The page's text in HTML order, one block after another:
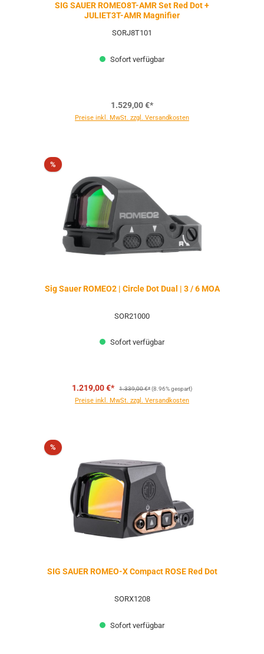
SIG SAUER ROMEO8T-AMR Set Red Dot +
JULIET3T-AMR Magnifier
SORJ8T101
Sofort verfügbar
1.529,00 €*
Preise inkl. MwSt. zzgl. Versandkosten
%Rabatt
Sig Sauer ROMEO2 | Circle Dot Dual | 3 / 6 MOA
SOR21000
Sofort verfügbar
1.219,00 €* Regulärer Preis:
1.339,00 €*(8.96% gespart)
Preise inkl. MwSt. zzgl. Versandkosten
%Rabatt
SIG SAUER ROMEO-X Compact ROSE Red Dot
SORX1208
Sofort verfügbar